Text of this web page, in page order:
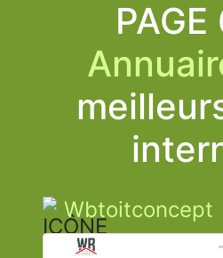
PAGE
Wbtoitconcept